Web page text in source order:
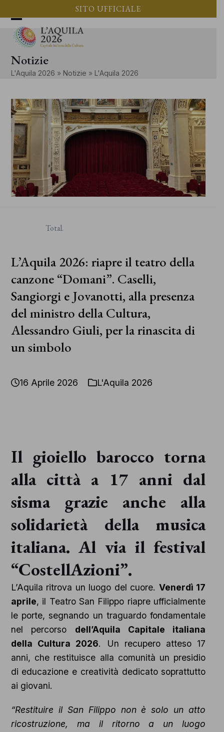
al
contenuto
SITO UFFICIALE
Apri
menu
Chiudi
menu
Notizie
L'Aquila 2026 » Notizie » L'Aquila 2026
Total.
L’Aquila 2026: riapre il teatro della
canzone “Domani”. Caselli,
Sangiorgi e Jovanotti, alla presenza
del ministro della Cultura,
Alessandro Giuli, per la rinascita di
un simbolo
16 Aprile 2026 L'Aquila 2026
Il gioiello barocco torna
alla città a 17 anni dal
sisma grazie anche alla
solidarietà della musica
italiana. Al via il festival
“CostellAzioni”.
L’Aquila ritrova un luogo del cuore. Venerdì 17
aprile, il Teatro San Filippo riapre ufficialmente
le porte, segnando un traguardo fondamentale
nel percorso dell’Aquila Capitale italiana
della Cultura 2026. Un recupero atteso 17
anni, che restituisce alla comunità un presidio
di educazione e creatività dedicato soprattutto
ai giovani.
“Restituire il San Filippo non è solo un atto
ricostruzione, ma il ritorno a un luogo